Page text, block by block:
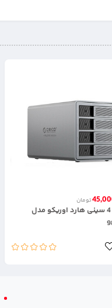
تومان
باکس 4 سینی هارد اوریکو مدل